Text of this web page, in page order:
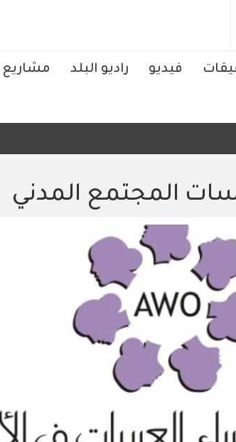
فيديو راديو البلد مشاريع
المجتمع المدني